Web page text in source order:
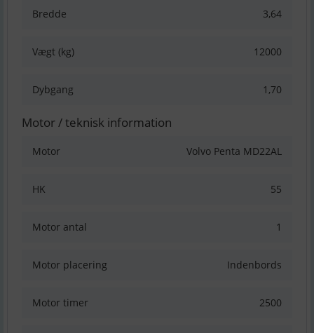
Bredde 3,64
Vægt (kg) 12000
Dybgang 1,70
Motor / teknisk information
Motor Volvo Penta MD22AL
HK 55
Motor antal 1
Motor placering Indenbords
Motor timer 2500